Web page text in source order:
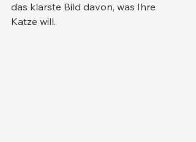
das klarste Bild davon, was Ihre
Katze will.